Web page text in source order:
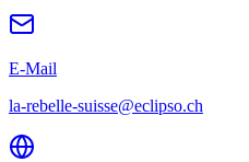
E-Mail
la-rebelle-suisse@eclipso.ch